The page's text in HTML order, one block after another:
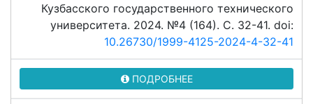
Кузбасского государственного технического
университета. 2024. №4 (164). C. 32-41. doi:
10.26730/1999-4125-2024-4-32-41
ПОДРОБНЕЕ